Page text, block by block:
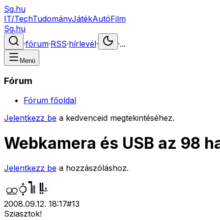
Sg.hu
IT/TechTudományJátékAutóFilm
Sg.hu
·fórum·RSS·hírlevél· ·...
Menü
Fórum
Fórum főoldal
Jelentkezz be a kedvenceid megtekintéséhez.
Webkamera és USB az 98
Jelentkezz be a hozzászóláshoz.
2008.09.12. 18:17#13
Sziasztok!